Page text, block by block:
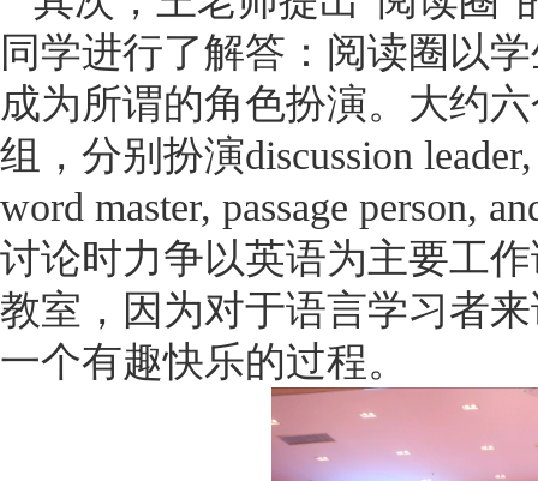
同学进行了解答：阅读圈以
成为所谓的角色扮演。大约
组，分别扮演discussion
word master, passage person,
讨论时力争以英语为主要工
教室，因为对于语言学习者
一个有趣快乐的过程。